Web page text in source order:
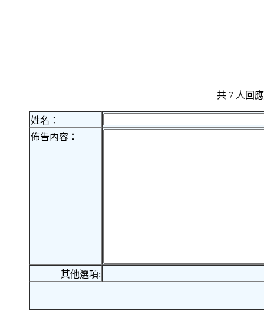
共 7 人回
姓名：
佈告內容：
其他選項: